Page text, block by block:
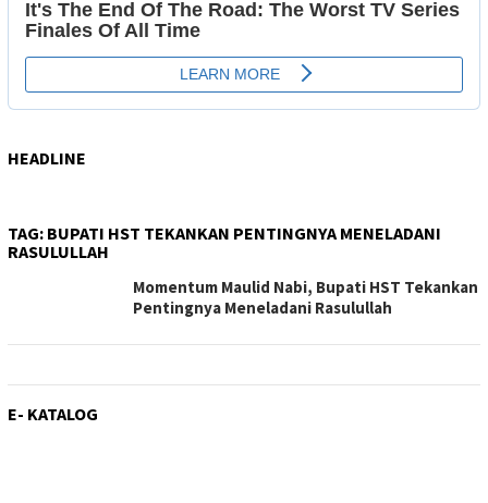
HEADLINE
TAG: BUPATI HST TEKANKAN PENTINGNYA MENELADANI
RASULULLAH
Momentum Maulid Nabi, Bupati HST Tekankan
Pentingnya Meneladani Rasulullah
E- KATALOG